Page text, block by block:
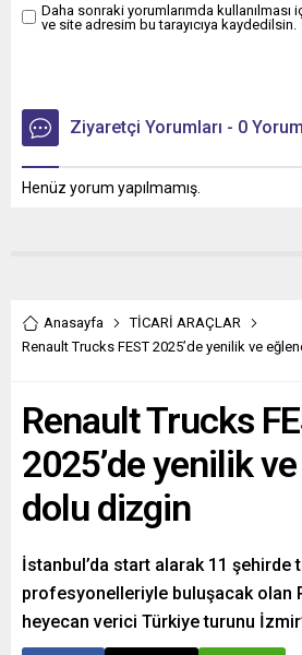
Daha sonraki yorumlarımda kullanılması
ve site adresim bu tarayıcıya kaydedilsin.
Ziyaretçi Yorumları - 0 Yorum
Henüz yorum yapılmamış.
Anasayfa
TİCARİ ARAÇLAR
Renault Trucks FEST 2025’de yenilik ve
Renault Trucks
2025’de yenilik
dolu dizgin
İstanbul’da start alarak 11 şehirde
profesyonelleriyle buluşacak olan
heyecan verici Türkiye turunu